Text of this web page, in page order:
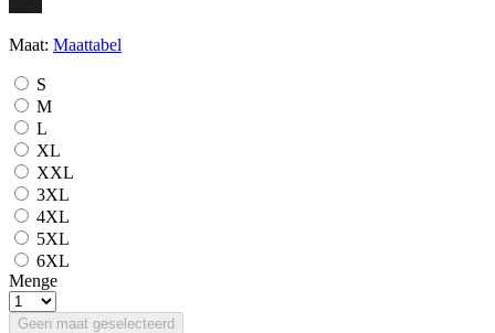
Maat: Maattabel
S
M
L
XL
XXL
3XL
4XL
5XL
6XL
Menge
Geen maat geselecteerd